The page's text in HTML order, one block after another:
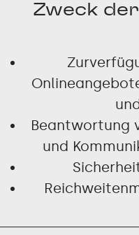
Zweck
Beantwortung
und